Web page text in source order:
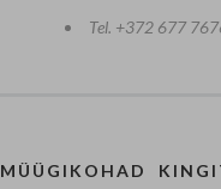
Tel. +372 677
MÜÜGIKOHAD